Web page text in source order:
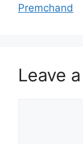
Premchand
Leave